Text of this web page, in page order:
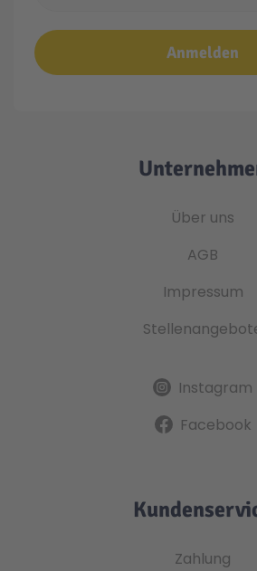
Anmelden
Über uns
AGB
Impressum
Instagram
Facebook
Zahlung